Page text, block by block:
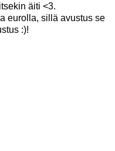
äiti <3.
eurolla, sillä avustus se
:)!